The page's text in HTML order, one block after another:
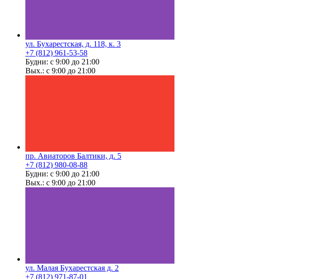
ул. Бухарестская, д. 118, к. 3
+7 (812) 961-53-58
Будни: с 9:00 до 21:00
Вых.: с 9:00 до 21:00
пр. Авиаторов Балтики, д. 5
+7 (812) 980-08-88
Будни: с 9:00 до 21:00
Вых.: с 9:00 до 21:00
ул. Малая Бухарестская д. 2
+7 (812) 971-87-01